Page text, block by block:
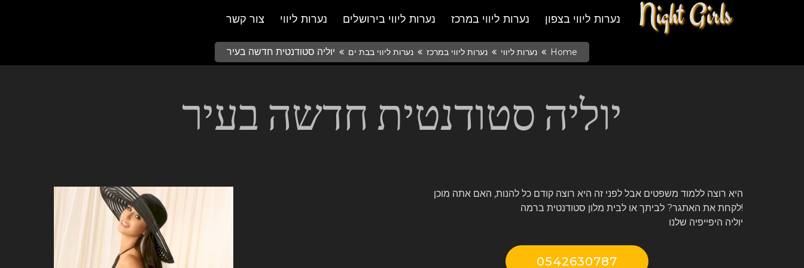
Night Girls צור קשר נערות ליווי נערות ליווי בירושלים נערות ליווי במרכז נערות ליווי בצפון
Home נערות ליווי נערות ליווי במרכז נערות ליווי בבת ים יוליה סטודנטית חדשה בעיר
יוליה סטודנטית חדשה בעיר
היא רוצה ללמוד משפטים אבל לפני זה היא רוצה קודם כל להנות, האם אתה מוכן
לקחת את האתגר? לביתך או לבית מלון סטודנטית ברמה!
יוליה היפייפיה שלנו
0542630787